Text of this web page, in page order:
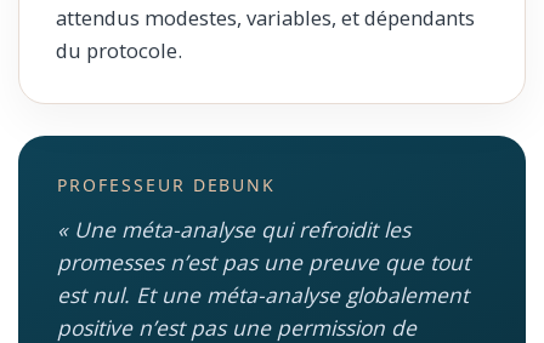
attendus modestes, variables, et dépendants
du protocole.
PROFESSEUR DEBUNK
« Une méta-analyse qui refroidit les
promesses n’est pas une preuve que tout
est nul. Et une méta-analyse globalement
positive n’est pas une permission de